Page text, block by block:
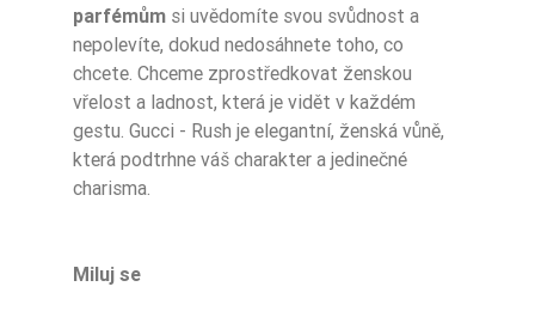
parfémům si uvědomíte svou svůdnost a
nepolevíte, dokud nedosáhnete toho, co
chcete. Chceme zprostředkovat ženskou
vřelost a ladnost, která je vidět v každém
gestu. Gucci - Rush je elegantní, ženská vůně,
která podtrhne váš charakter a jedinečné
charisma.
Miluj se